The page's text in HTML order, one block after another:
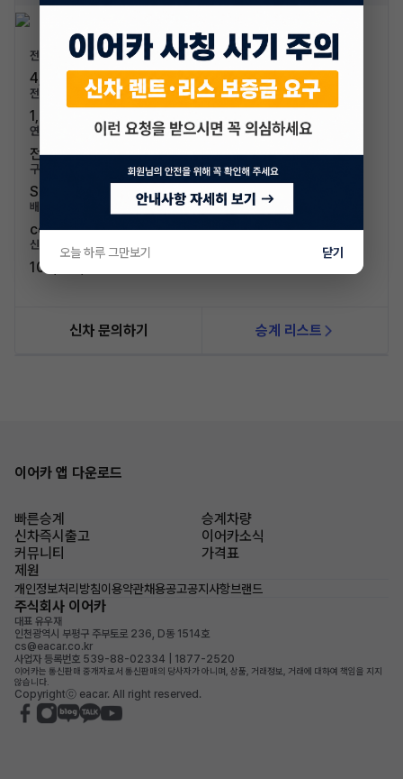
전장/전폭
4,750mm / 1,921mm
전고/축고
1,624mm / 2,890mm
연료/연비
전기 / 4.8km/kWh
구분/좌석
SUV / 5인승
배기량
cc
신차가격
104,731,000원
신차 문의하기 승계 리스트
이어카 앱 다운로드
빠른승계
승계차량
신차즉시출고
이어카소식
커뮤니티
가격표
제원
개인정보처리방침이용약관채용공고공지사항브랜드
주식회사 이어카
대표 유우재
인천광역시 부평구 주부토로 236, D동 1514호
cs@eacar.co.kr
사업자 등록번호 539-88-02334 | 1877-2520
이어카는 통신판매 중개자로서 통신판매의 당사자가 아니며, 상품, 거래정보, 거래에 대하여 책임을 지지
않습니다.
Copyrightⓒ eacar. All right reserved.
오늘 하루 그만보기 닫기